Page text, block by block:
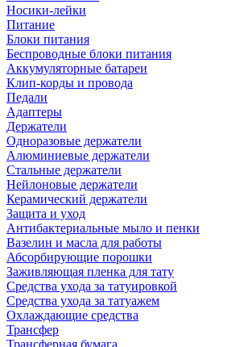
Носики-лейки
Питание
Блоки питания
Беспроводные блоки питания
Аккумуляторные батареи
Клип-корды и провода
Педали
Адаптеры
Держатели
Одноразовые держатели
Алюминиевые держатели
Стальные держатели
Нейлоновые держатели
Керамический держатели
Защита и уход
Антибактериальные мыло и пенки
Вазелин и масла для работы
Абсорбирующие порошки
Заживляющая пленка для тату
Средства ухода за татуировкой
Средства ухода за татуажем
Охлаждающие средства
Трансфер
Трансферная бумага